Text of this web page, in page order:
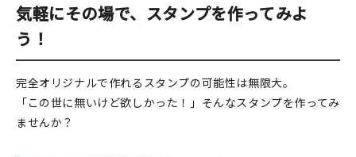
気軽にその場で、スタンプを作ってみよ
う！
完全オリジナルで作れるスタンプの可能性は無限大。
「この世に無いけど欲しかった！」そんなスタンプを作ってみ
ませんか？